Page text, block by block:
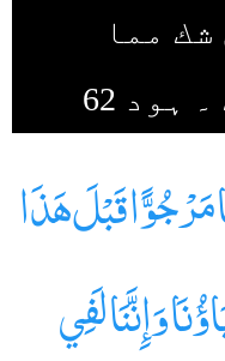
مما
62
مَرْجُوًّا قَبْلَ هَذَا
وَإِنَّنَا لَفِي